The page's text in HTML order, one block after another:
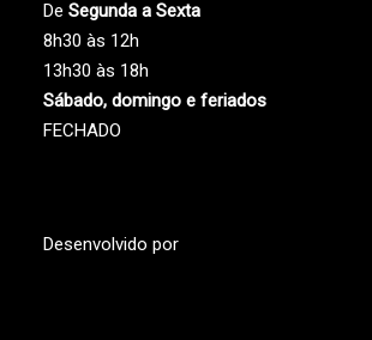
De Segunda a Sexta
8h30 às 12h
13h30 às 18h
Sábado, domingo e feriados
FECHADO
Desenvolvido por